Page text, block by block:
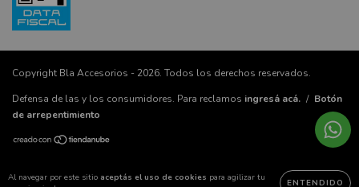
Al navegar por este sitio aceptás el uso de cookies para agilizar tu
ENTENDIDO
Copyright Bla Accesorios - 2026. Todos los derechos reservados.
Defensa de las y los consumidores. Para reclamos ingresá acá. / Botón
de arrepentimiento